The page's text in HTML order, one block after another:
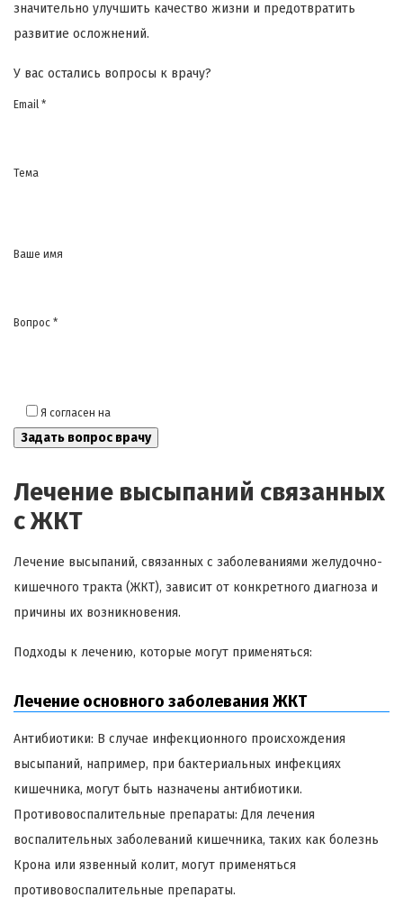
значительно улучшить качество жизни и предотвратить
развитие осложнений.
У вас остались вопросы к врачу?
Email *
Тема
Ваше имя
Вопрос *
Я согласен на
Лечение высыпаний связанных
с ЖКТ
Лечение высыпаний, связанных с заболеваниями желудочно-
кишечного тракта (ЖКТ), зависит от конкретного диагноза и
причины их возникновения.
Подходы к лечению, которые могут применяться:
Лечение основного заболевания ЖКТ
Антибиотики: В случае инфекционного происхождения
высыпаний, например, при бактериальных инфекциях
кишечника, могут быть назначены антибиотики.
Противовоспалительные препараты: Для лечения
воспалительных заболеваний кишечника, таких как болезнь
Крона или язвенный колит, могут применяться
противовоспалительные препараты.